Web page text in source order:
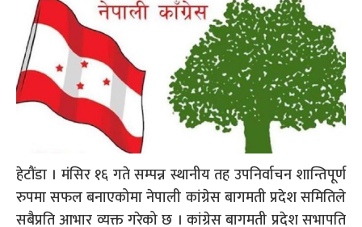
हेटौंडा । मंसिर १६ गते सम्पन्न स्थानीय तह उपनिर्वाचन शान्तिपूर्ण
रुपमा सफल बनाएकोमा नेपाली कांग्रेस बागमती प्रदेश समितिले
सबैप्रति आभार व्यक्त गरेको छ । कांग्रेस बागमती प्रदेश सभापति